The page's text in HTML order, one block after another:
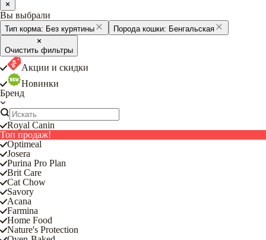
Вы выбрали
Тип корма: Без курятины Порода кошки: Бенгальская
Очистить фильтры
Акции и скидки
Новинки
Бренд
Royal Canin
Топ продаж!
Optimeal
Josera
Purina Pro Plan
Brit Care
Cat Chow
Savory
Acana
Farmina
Home Food
Nature's Protection